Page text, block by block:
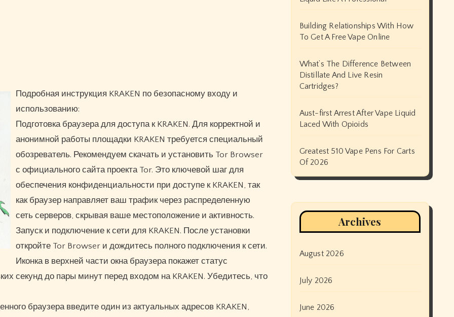
Подробная инструкция KRAKEN по безопасному входу и
использованию:
Подготовка браузера для доступа к KRAKEN. Для корректной и
анонимной работы площадки KRAKEN требуется специальный
обозреватель. Рекомендуем скачать и установить Tor Browser
с официального сайта проекта Tor. Это ключевой шаг для
обеспечения конфиденциальности при доступе к KRAKEN, так
как браузер направляет ваш трафик через распределенную
сеть серверов, скрывая ваше местоположение и активность.
Запуск и подключение к сети для KRAKEN. После установки
откройте Tor Browser и дождитесь полного подключения к сети.
Иконка в верхней части окна браузера покажет статус
секунд до пары минут перед входом на KRAKEN. Убедитесь, что
браузера введите один из актуальных адресов KRAKEN,
Building Relationships With How
To Get A Free Vape Online
What’s The Difference Between
Distillate And Live Resin
Cartridges?
Aust-first Arrest After Vape Liquid
Laced With Opioids
Greatest 510 Vape Pens For Carts
Of 2026
Archives
August 2026
July 2026
June 2026